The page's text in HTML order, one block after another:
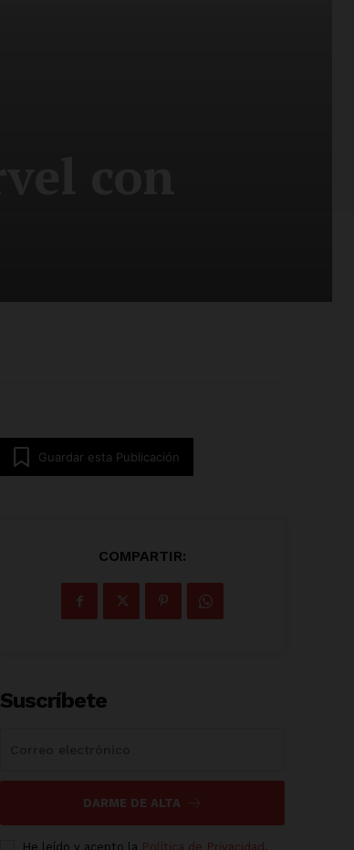
Guardar esta Publicación
COMPARTIR:
Suscríbete
DARME DE ALTA
He leído y acepto la Política de Privacidad .